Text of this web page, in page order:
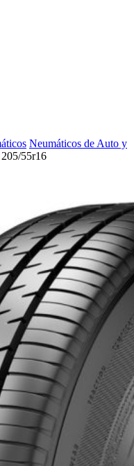
Neumáticos de Auto y
55r16